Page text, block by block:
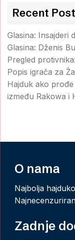
Recent
Glasina: Insajderi
Glasina: Dženis
Pregled
Popis igrača za
Hajduk ako
između Rakowa i
O nama
Najbolja
Zadnje